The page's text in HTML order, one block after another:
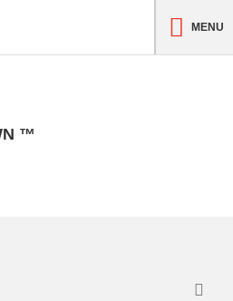
MENU
™